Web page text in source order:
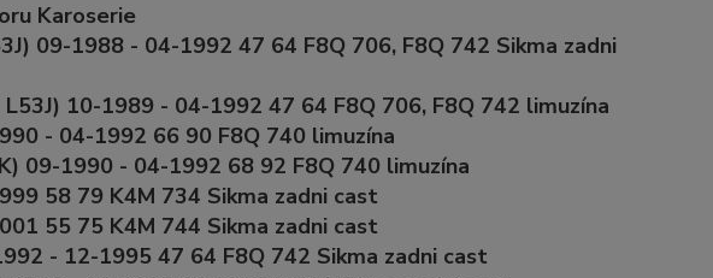
Karoserie
09-1988 - 04-1992 47 64 F8Q 706, F8Q 742 Sikma zadni
10-1989 - 04-1992 47 64 F8Q 706, F8Q 742 limuzína
- 04-1992 66 90 F8Q 740 limuzína
09-1990 - 04-1992 68 92 F8Q 740 limuzína
58 79 K4M 734 Sikma zadni cast
55 75 K4M 744 Sikma zadni cast
- 12-1995 47 64 F8Q 742 Sikma zadni cast